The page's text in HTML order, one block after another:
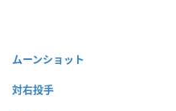
ムーンショット
対右投手